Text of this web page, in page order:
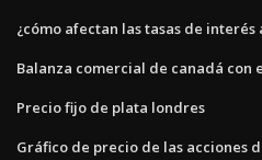
¿cómo afectan las tasas de interés
Balanza comercial de canadá con
Precio fijo de plata londres
Gráfico de precio de las acciones